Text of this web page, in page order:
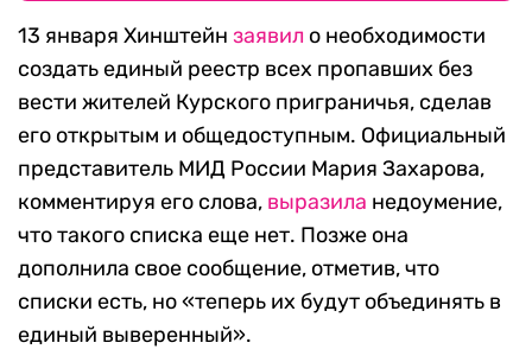
13 января Хинштейн заявил о необходимости
создать единый реестр всех пропавших без
вести жителей Курского приграничья, сделав
его открытым и общедоступным. Официальный
представитель МИД России Мария Захарова,
комментируя его слова, выразила недоумение,
что такого списка еще нет. Позже она
дополнила свое сообщение, отметив, что
списки есть, но «теперь их будут объединять в
единый выверенный».